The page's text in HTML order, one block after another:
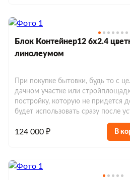
Блок-контейнеры для
Блок-контейнеры с
Блок-контейнеры с
Блок-контейнеры под
Блок-контейнеры дачные
Блок-контейнеры с
Блок-контейнеры без
Модульные бытовки
Модульные бытовки
Сантехнические блок-
Блок Контейнер12 6х2.4
линолеумом
При покупке бытовки, будь то с
дачном участке или
постройку, которую не придется
будет использовать сразу после
124 000 ₽ В